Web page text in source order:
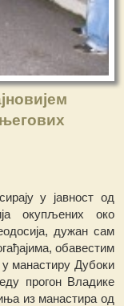
у јавност од
окупљених око
дужан сам
обавестим
манастиру Дубоки
прогон Владике
из манастира од